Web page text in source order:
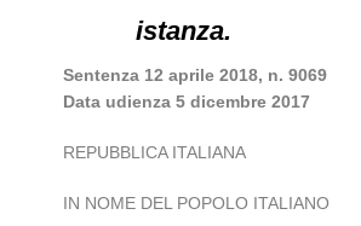
istanza.
Sentenza 12 aprile 2018, n. 9069
Data udienza 5 dicembre 2017
REPUBBLICA ITALIANA
IN NOME DEL POPOLO ITALIANO